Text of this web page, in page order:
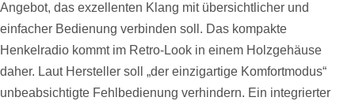
Angebot, das exzellenten Klang mit übersichtlicher und
einfacher Bedienung verbinden soll. Das kompakte
Henkelradio kommt im Retro-Look in einem Holzgehäuse
daher. Laut Hersteller soll „der einzigartige Komfortmodus“
unbeabsichtigte Fehlbedienung verhindern. Ein integrierter